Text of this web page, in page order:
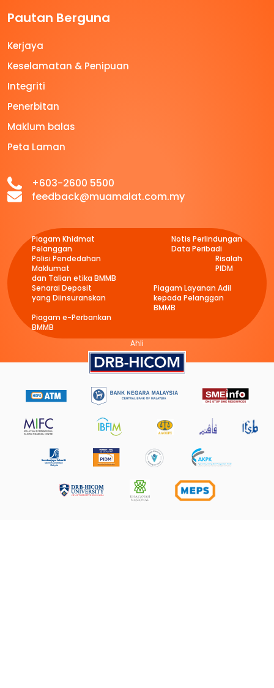
Pautan Berguna
Kerjaya
Keselamatan & Penipuan
Integriti
Penerbitan
Maklum balas
Peta Laman
+603-2600 5500
feedback@muamalat.com.my
Piagam Khidmat
Pelanggan
Notis Perlindungan
Data Peribadi
Polisi Pendedahan
Maklumat
dan Talian etika BMMB
Risalah
PIDM
Senarai Deposit
yang Diinsuranskan
Piagam Layanan Adil
kepada Pelanggan
BMMB
Piagam e-Perbankan
BMMB
Ahli